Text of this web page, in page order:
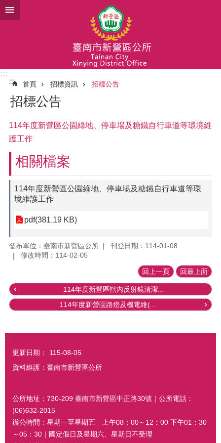
跳到主要內容區塊
:::
:::
首頁 招標資訊 招標公告
招標公告
114年度新營區公園綠地、停車場及糖鐵自行車道等環境維
護工作
相關檔案
114年度新營區公園綠地、停車場及糖鐵自行車道等環
境維護工作
pdf(381.19 KB)
發布單位：臺南市新營區公所
刊登日期：114-01-08
修改時間：114-02-05
回上一頁 回最上面
114年度新營區轄內反射鏡清潔...
114年度新營區路燈及機電維(...
:::
更新日期：
115-08-05
資料維護：臺南市新營區公所
公所地址：730-209 臺南市新營區中正路30號｜公所電話：
(06)632-2015
辦公時間：星期一至星期五 上午08：00～12：00 下午01：30
～05：30｜國定假日及星期六、星期日不受理